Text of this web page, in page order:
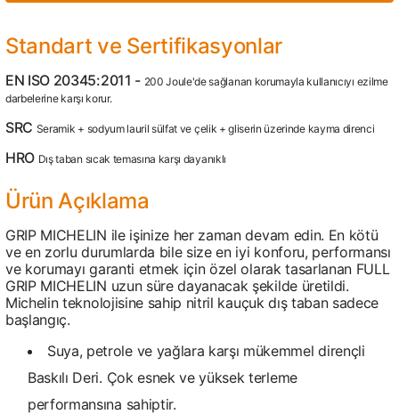
Standart ve Sertifikasyonlar
EN ISO 20345:2011 - 200 Joule'de sağlanan korumayla kullanıcıyı ezilme
darbelerine karşı korur.
SRC Seramik + sodyum lauril sülfat ve çelik + gliserin üzerinde kayma direnci
HRO Dış taban sıcak temasına karşı dayanıklı
Ürün Açıklama
GRIP MICHELIN ile işinize her zaman devam edin. En kötü
ve en zorlu durumlarda bile size en iyi konforu, performansı
ve korumayı garanti etmek için özel olarak tasarlanan FULL
GRIP MICHELIN uzun süre dayanacak şekilde üretildi.
Michelin teknolojisine sahip nitril kauçuk dış taban sadece
başlangıç.
Suya, petrole ve yağlara karşı mükemmel dirençli
Baskılı Deri. Çok esnek ve yüksek terleme
performansına sahiptir.